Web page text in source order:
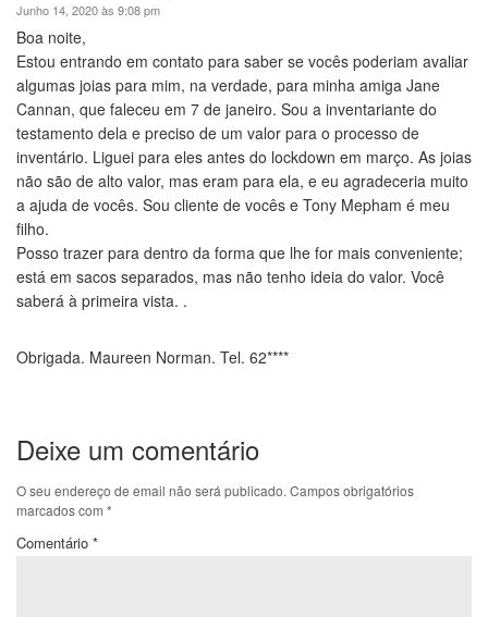
Junho 14, 2020 às 9:08 pm
Boa noite,
Estou entrando em contato para saber se vocês poderiam avaliar
algumas joias para mim, na verdade, para minha amiga Jane
Cannan, que faleceu em 7 de janeiro. Sou a inventariante do
testamento dela e preciso de um valor para o processo de
inventário. Liguei para eles antes do lockdown em março. As joias
não são de alto valor, mas eram para ela, e eu agradeceria muito
a ajuda de vocês. Sou cliente de vocês e Tony Mepham é meu
filho.
Posso trazer para dentro da forma que lhe for mais conveniente;
está em sacos separados, mas não tenho ideia do valor. Você
saberá à primeira vista. .
Obrigada. Maureen Norman. Tel. 62****
Deixe um comentário
O seu endereço de email não será publicado. Campos obrigatórios
marcados com *
Comentário *